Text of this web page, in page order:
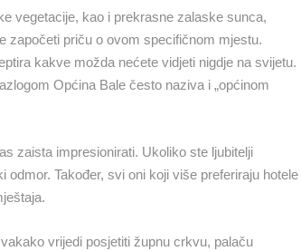
SANJKALIŠTE
MRKOPALJ
SPORT
vegetacije, kao i prekrasne zalaske sunca,
započeti priču o ovom specifičnom mjestu.
kakve možda nećete vidjeti nigdje na svijetu.
Općina Bale često naziva i „općinom
zaista impresionirati. Ukoliko ste ljubitelji
Također, svi oni koji više preferiraju hotele
vrijedi posjetiti župnu crkvu, palaču